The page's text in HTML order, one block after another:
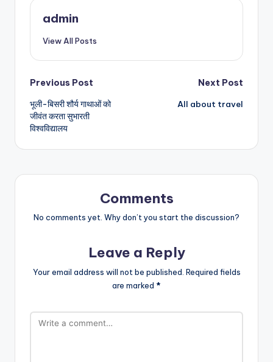
admin
View All Posts
Post
navigation
Previous Post
भूली-बिसरी शौर्य गाथाओं को
जीवंत करता सुभारती
विश्वविद्यालय
Next Post
All about travel
Comments
No comments yet. Why don’t you start the discussion?
Leave a Reply
Your email address will not be published. Required fields
are marked *